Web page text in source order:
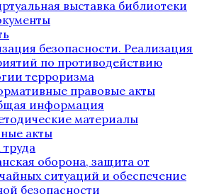
выставка библиотеки
безопасности. Реализация
по противодействию
терроризма
правовые акты
информация
материалы
акты
оборона, защита от
ситуаций и обеспечение
безопасности